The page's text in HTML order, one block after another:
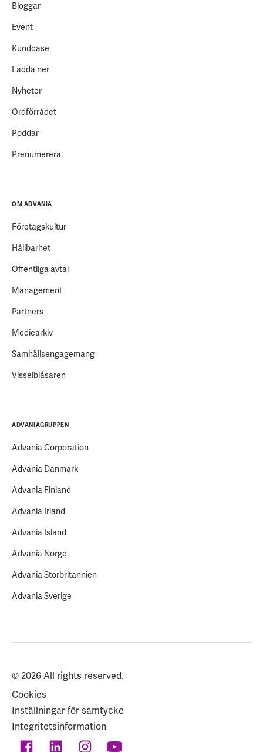
Bloggar
Event
Kundcase
Ladda ner
Nyheter
Ordförrådet
Poddar
Prenumerera
OM ADVANIA
Företagskultur
Hållbarhet
Offentliga avtal
Management
Partners
Mediearkiv
Samhällsengagemang
Visselblåsaren
ADVANIAGRUPPEN
Advania Corporation
Advania Danmark
Advania Finland
Advania Irland
Advania Island
Advania Norge
Advania Storbritannien
Advania Sverige
Cookies
Inställningar för samtycke
Integritetsinformation
© 2026 All rights reserved.